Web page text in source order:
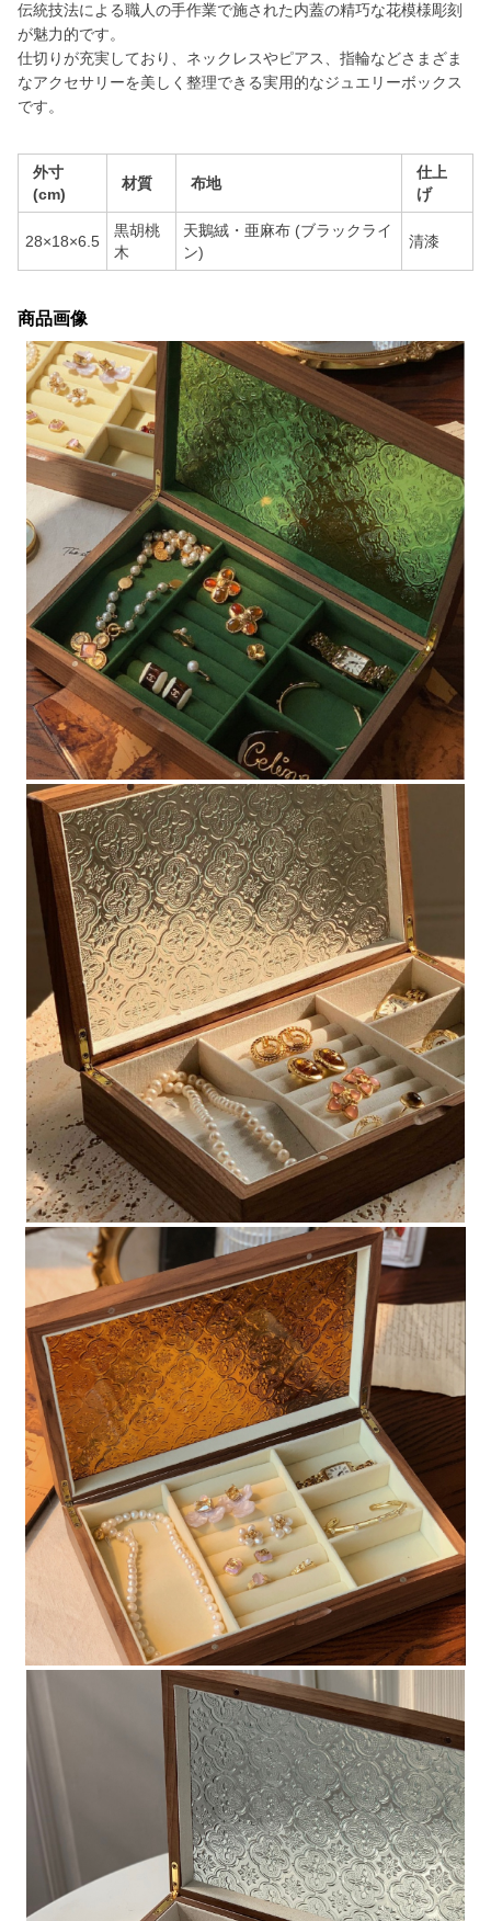
伝統技法による職人の手作業で施された内蓋の精巧な花模様彫刻
が魅力的です。
仕切りが充実しており、ネックレスやピアス、指輪などさまざま
なアクセサリーを美しく整理できる実用的なジュエリーボックス
です。
外寸
(cm)
材質 布地
仕上
げ
28×18×6.5
黒胡桃
木
天鵝絨・亜麻布 (ブラックライ
ン)
清漆
商品画像